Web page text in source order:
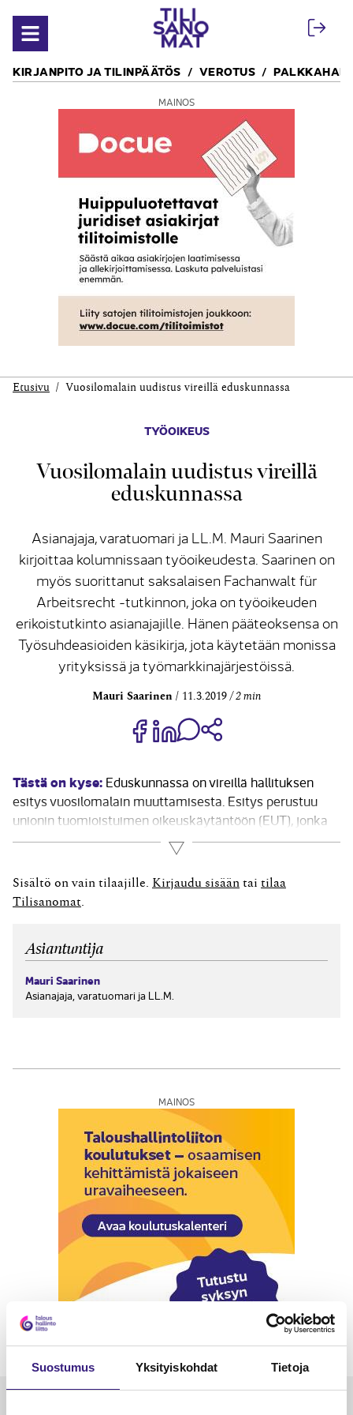
Suostumus Yksityiskohdat Tietoja
Avaa valikko
KIRJANPITO JA TILINPÄÄTÖS VEROTUS
MAINOS
Etusivu Vuosilomalain uudistus vireillä eduskunnassa
TYÖOIKEUS
Vuosilomalain uudistus vireillä
eduskunnassa
Asianajaja, varatuomari ja LL.M. Mauri Saarinen
kirjoittaa kolumnissaan työoikeudesta. Saarinen on
myös suorittanut saksalaisen Fachanwalt für
Arbeitsrecht -tutkinnon, joka on työoikeuden
erikoistutkinto asianajajille. Hänen pääteoksensa on
Työsuhdeasioiden käsikirja, jota käytetään monissa
yrityksissä ja työmarkkinajärjestöissä.
Mauri Saarinen 11.3.2019 2 min
Jaa Share on Facebook
Jaa Share on LinkedIn
Jaa WhatsApp-viestinä
Tästä on kyse: Eduskunnassa on vireillä hallituksen
esitys vuosilomalain muuttamisesta. Esitys perustuu
unionin tuomioistuimen oikeuskäytäntöön (EUT), jonka
mukaan sairaudesta johtuva poissaolo ei saa vähentää
työntekijän oikeutta neljän viikon palkalliseen
vuosilomaan. Tarkoituksena on, että laki hyväksyttäisiin
viimeistään 15.3.2019. Säädettäessä nykyistä vuoden
Lue lisää
Sisältö on vain tilaajille. Kirjaudu sisään tai tilaa
Tilisanomat
Asiantuntija
Mauri Saarinen
Asianajaja, varatuomari ja LL.M.
MAINOS